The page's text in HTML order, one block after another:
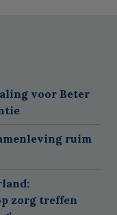
voor Beter
ruim
zorg treffen